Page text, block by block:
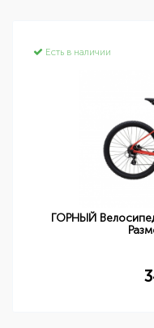
Есть в наличии
ГОРНЫЙ